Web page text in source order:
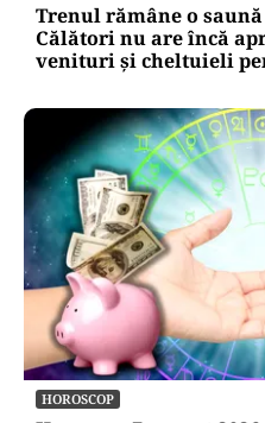
Trenul rămâne o
Călători nu are încă
venituri și cheltuieli
HOROSCOP